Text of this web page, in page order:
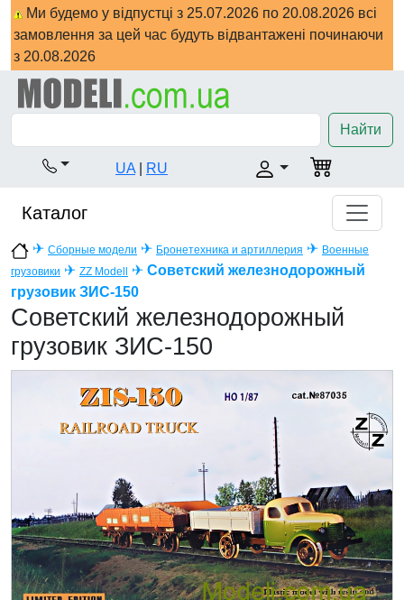
Ми будемо у відпустці з 25.07.2026 по 20.08.2026 всі
замовлення за цей час будуть відвантажені починаючи
з 20.08.2026
Найти
UA RU
Каталог
✈ Сборные модели ✈ Бронетехника и артиллерия ✈ Военные
грузовики ✈ ZZ Modell ✈ Советский железнодорожный
грузовик ЗИС-150
Советский железнодорожный
грузовик ЗИС-150